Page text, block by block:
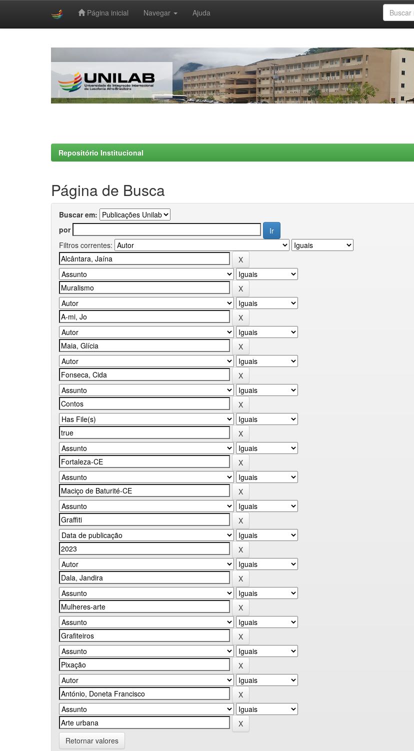
Página inicial Navegar Ajuda
Repositório Institucional
Página de Busca
Buscar em:
por
Filtros correntes:
Retornar valores